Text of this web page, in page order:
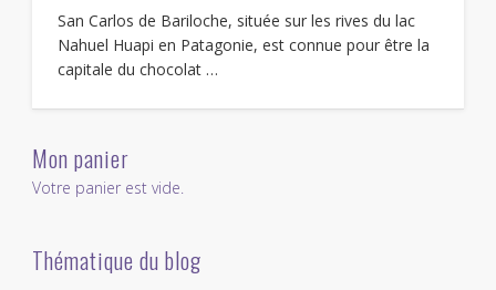
San Carlos de Bariloche, située sur les rives du lac
Nahuel Huapi en Patagonie, est connue pour être la
capitale du chocolat …
Mon panier
Votre panier est vide.
Thématique du blog